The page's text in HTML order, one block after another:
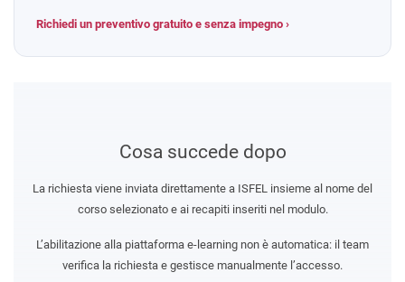
Richiedi un preventivo gratuito e senza impegno ›
Cosa succede dopo
La richiesta viene inviata direttamente a ISFEL insieme al nome del
corso selezionato e ai recapiti inseriti nel modulo.
L’abilitazione alla piattaforma e-learning non è automatica: il team
verifica la richiesta e gestisce manualmente l’accesso.